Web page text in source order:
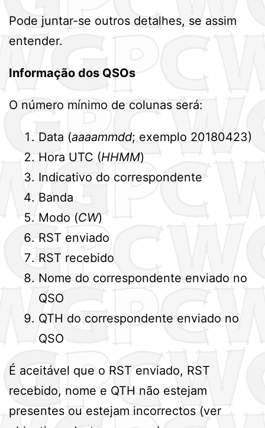
Pode juntar-se outros detalhes, se assim
entender.
Informação dos QSOs
O número mínimo de colunas será:
Data (aaaammdd; exemplo 20180423)
Hora UTC (HHMM)
Indicativo do correspondente
Banda
Modo (CW)
RST enviado
RST recebido
Nome do correspondente enviado no
QSO
QTH do correspondente enviado no
QSO
É aceitável que o RST enviado, RST
recebido, nome e QTH não estejam
presentes ou estejam incorrectos (ver